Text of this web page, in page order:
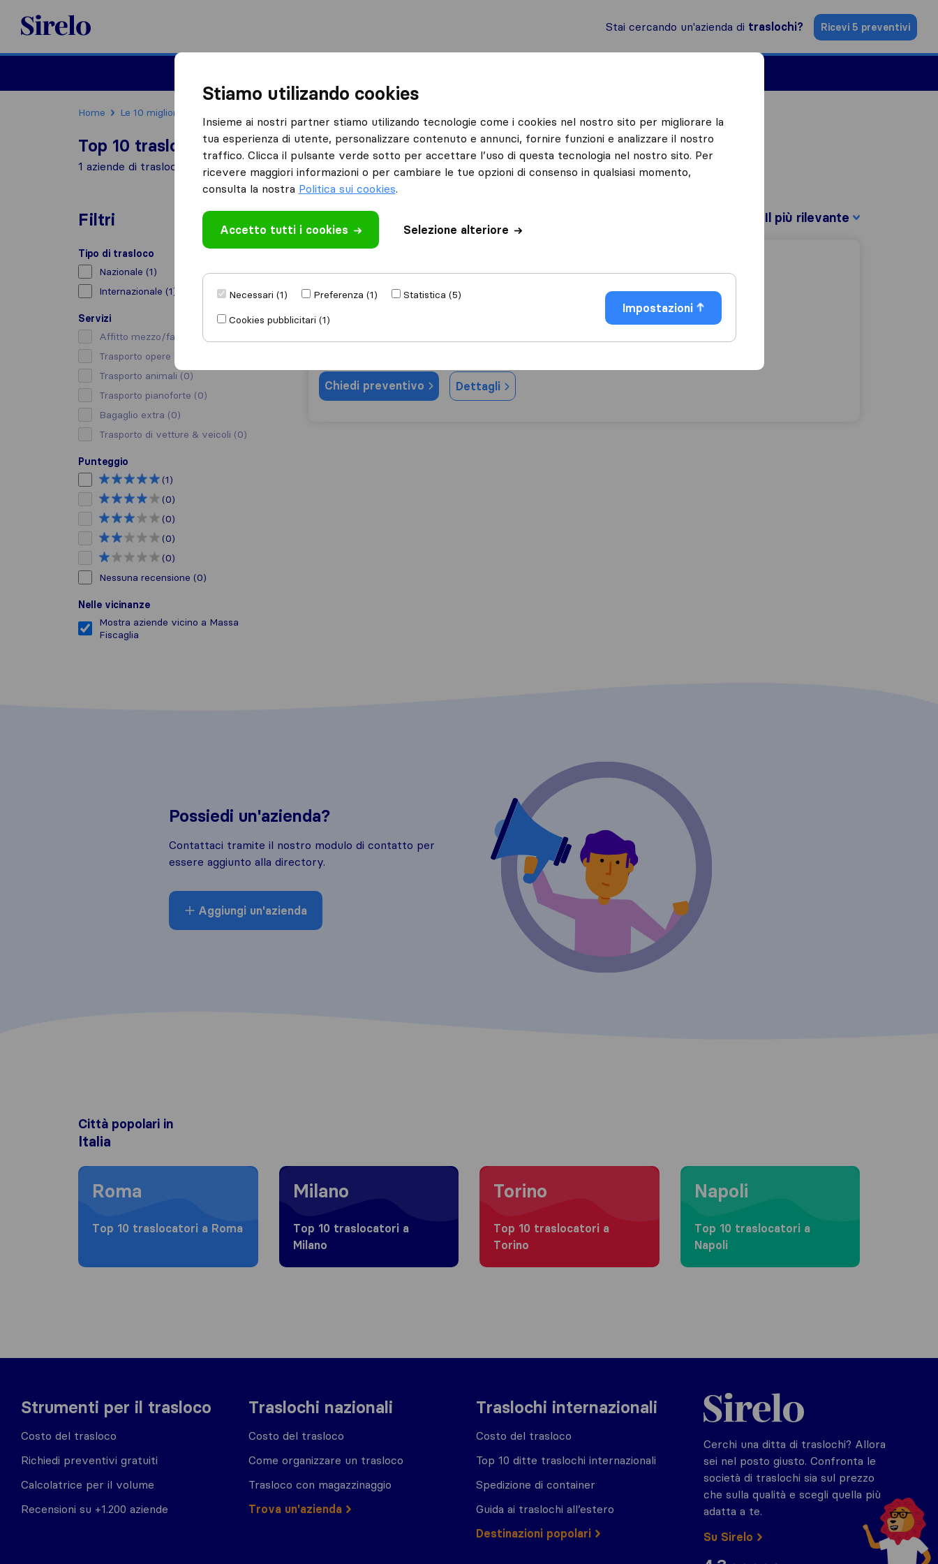
Sirelo.it
Stai cercando un'azienda di traslochi? Ricevi 5 preventivi
Home Le 10 migliori aziende di traslochi in Italia
Top 10 traslocatori a Massa Fiscaglia
1 aziende di traslochi trovate a Massa Fiscaglia
Filtri
Tipo di trasloco
Nazionale (1)
Internazionale (1)
Servizi
Affitto mezzo/facchino
Trasporto opere d’arte
Trasporto animali (0)
Trasporto pianoforte (0)
Bagaglio extra (0)
Trasporto di vetture & veicoli (0)
Punteggio
(1)
(0)
(0)
(0)
(0)
Nessuna recensione (0)
Nelle vicinanze
Mostra aziende vicino a Massa
Fiscaglia
9,4
Arvieri Davide - Traslochi & Trasporti
Chiedi preventivo Dettagli
Possiedi un'azienda?
Contattaci tramite il nostro modulo di contatto per
essere aggiunto alla directory.
Aggiungi un'azienda
Città popolari in
Italia
Moving to Roma
Roma
Top 10 traslocatori a Roma
Moving to Milano
Milano
Top 10 traslocatori a
Milano
Moving to Torino
Torino
Top 10 traslocatori a
Torino
Moving to Napoli
Napoli
Top 10 traslocatori a
Napoli
Strumenti per il trasloco
Costo del trasloco
Richiedi preventivi gratuiti
Calcolatrice per il volume
Recensioni su +1.200 aziende
Traslochi nazionali
Costo del trasloco
Come organizzare un trasloco
Trasloco con magazzinaggio
Trova un'azienda
Traslochi internazionali
Costo del trasloco
Top 10 ditte traslochi internazionali
Spedizione di container
Guida ai traslochi all’estero
Destinazioni popolari
Sirelo.it
Cerchi una ditta di traslochi? Allora
sei nel posto giusto. Confronta le
società di traslochi sia sul prezzo
che sulla qualità e scegli quella più
adatta a te.
Su Sirelo
Stiamo utilizando cookies
Insieme ai nostri partner stiamo utilizando tecnologie come i cookies nel nostro sito per migliorare la
tua esperienza di utente, personalizzare contenuto e annunci, fornire funzioni e analizzare il nostro
traffico. Clicca il pulsante verde sotto per accettare l’uso di questa tecnologia nel nostro sito. Per
ricevere maggiori informazioni o per cambiare le tue opzioni di consenso in qualsiasi momento,
consulta la nostra Politica sui cookies.
Accetto tutti i cookies Selezione alteriore
Necessari (1) Preferenza (1)
Statistica (5)
Cookies pubblicitari (1)
Impostazioni